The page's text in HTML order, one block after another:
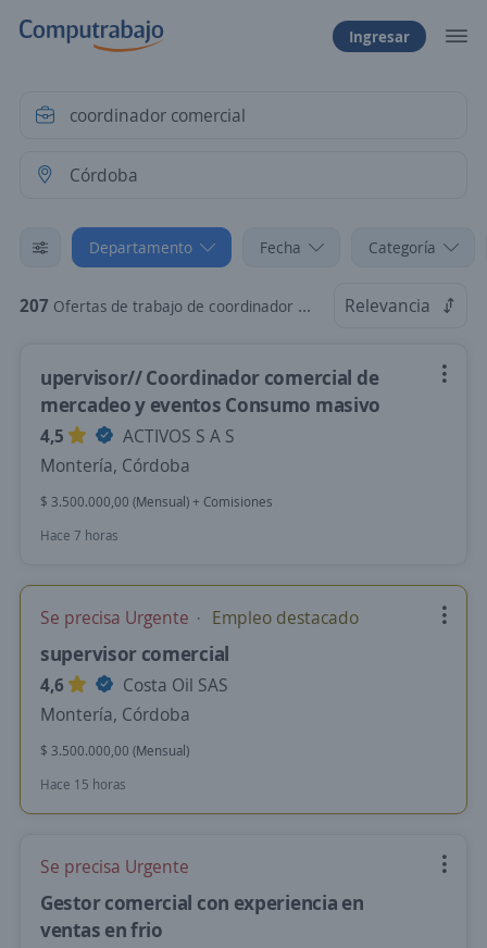
Ingresar
Departamento Fecha Categoría
207 Ofertas de trabajo de coordinador comercial en Córdoba Relevancia
upervisor// Coordinador comercial de
mercadeo y eventos Consumo masivo
4,5
ACTIVOS S A S
Montería, Córdoba
$ 3.500.000,00 (Mensual) + Comisiones
Hace 7 horas
Se precisa Urgente Empleo destacado
supervisor comercial
4,6
Costa Oil SAS
Montería, Córdoba
$ 3.500.000,00 (Mensual)
Hace 15 horas
Se precisa Urgente
Gestor comercial con experiencia en
ventas en frio